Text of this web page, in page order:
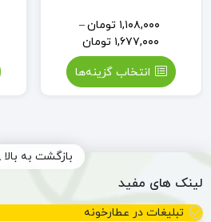
۱,۱۰۸,۰۰۰ تومان–
۱,۶۷۷,۰۰۰ تومان
انتخاب گزینه‌ها
بازگشت به بالا
لینک های مفید
تبلیغات در عطارخونه